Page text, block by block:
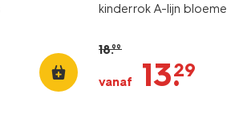
kinderrok A-lijn
18.99
vanaf 13.
29